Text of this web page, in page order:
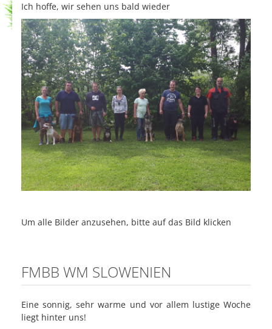
Ich hoffe, wir sehen uns bald wieder
Um alle Bilder anzusehen, bitte auf das Bild klicken
FMBB WM SLOWENIEN
Eine sonnig, sehr warme und vor allem lustige Woche
liegt hinter uns!